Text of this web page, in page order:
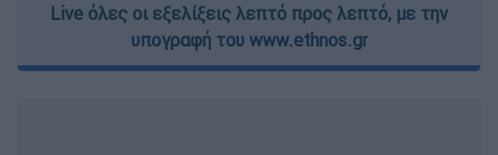
Live όλες οι εξελίξεις λεπτό προς λεπτό, με την
υπογραφή του www.ethnos.gr